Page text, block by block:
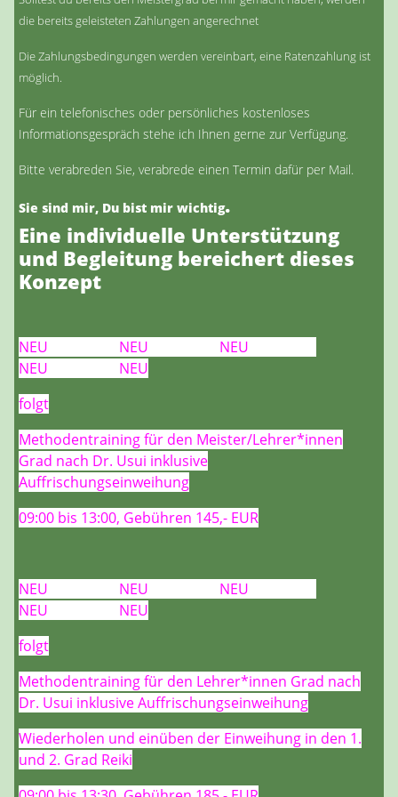
die bereits geleisteten Zahlungen angerechnet
Die Zahlungsbedingungen werden vereinbart, eine Ratenzahlung ist
möglich.
Für ein telefonisches oder persönliches kostenloses
Informationsgespräch stehe ich Ihnen gerne zur Verfügung.
Bitte verabreden Sie, verabrede einen Termin dafür per Mail.
Sie sind mir, Du bist mir wichtig.
Eine individuelle Unterstützung
und Begleitung bereichert dieses
Konzept
NEU NEU NEU
NEU NEU
folgt
Methodentraining für den Meister/Lehrer*innen
Grad nach Dr. Usui inklusive
Auffrischungseinweihung
09:00 bis 13:00, Gebühren 145,- EUR
NEU NEU NEU
NEU NEU
folgt
Methodentraining für den Lehrer*innen Grad nach
Dr. Usui inklusive Auffrischungseinweihung
Wiederholen und einüben der Einweihung in den 1.
und 2. Grad Reiki